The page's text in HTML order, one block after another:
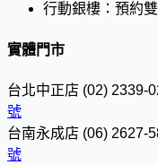
行動銀樓： 預約
實體門市
台北中正店 (02) 2339-
號
台南永成店 (06) 2627-
號